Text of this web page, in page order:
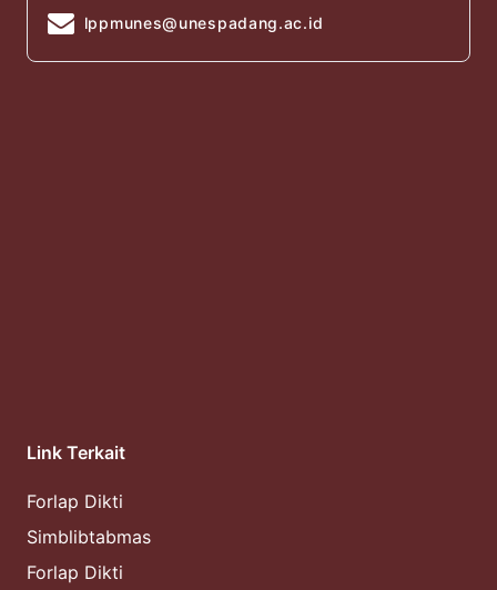
lppmunes@unespadang.ac.id
Link Terkait
Forlap Dikti
Simblibtabmas
Forlap Dikti